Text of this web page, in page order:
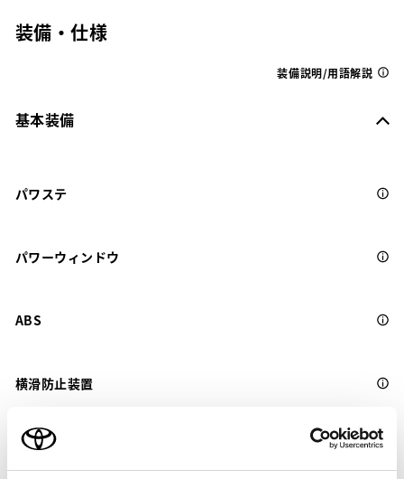
装備・仕様
装備説明/用語解説
基本装備
パワステ
パワーウィンドウ
ABS
横滑防止装置
キーレス
：ｽﾏｰﾄｷ-